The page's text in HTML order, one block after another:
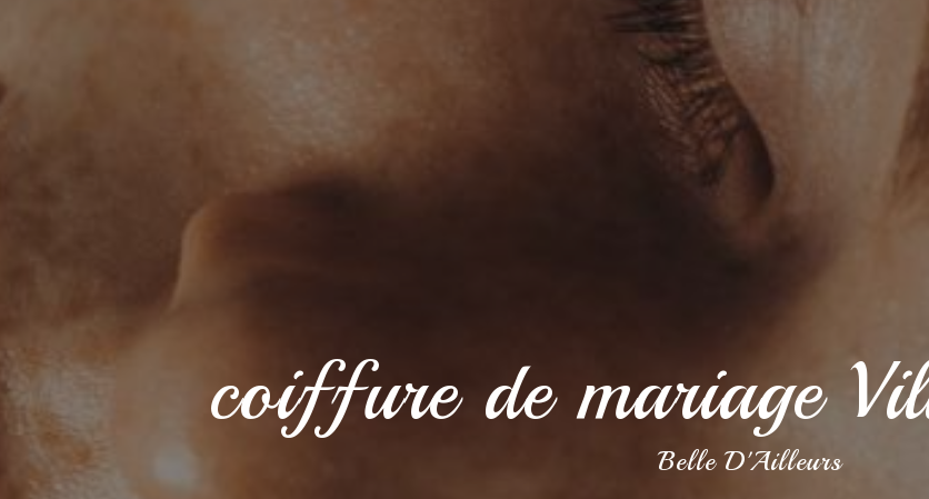
coiffure de mariage
Belle D'Ailleurs